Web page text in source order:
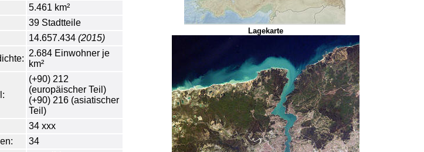
5.461 km²
39 Stadtteile
14.657.434 (2015)
2.684 Einwohner je
km²
(+90) 212
(europäischer Teil)
(+90) 216 (asiatischer
Teil)
34 xxx
34
Lagekarte